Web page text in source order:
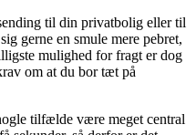
til din privatbolig eller til
gerne en smule mere pebret,
mulighed for fragt er dog
om at du bor tæt på
tilfælde være meget central